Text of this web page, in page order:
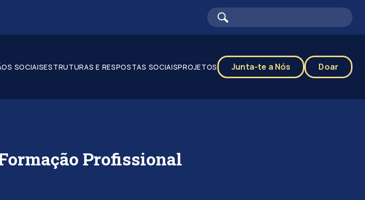
SOCIAISESTRUTURAS E RESPOSTAS SOCIAISPROJETOS Junta-te a Nós Doar
Profissional